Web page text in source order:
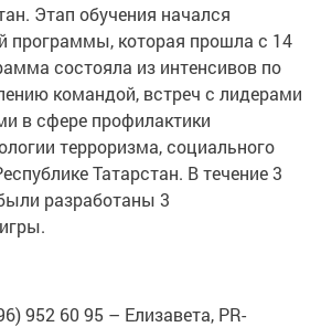
Этап обучения начался
программы, которая прошла с 14
состояла из интенсивов по
командой, встреч с лидерами
в сфере профилактики
терроризма, социального
Татарстан. В течение 3
разработаны 3
952 60 95 – Елизавета, PR-